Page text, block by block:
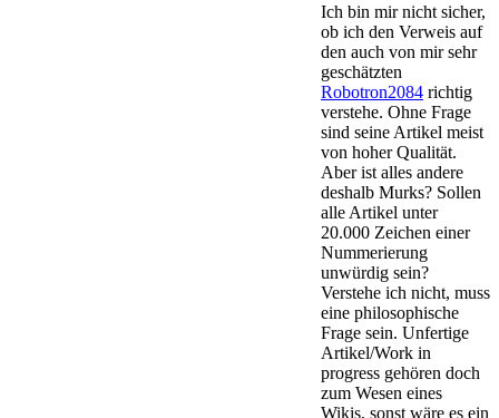
Ich bin mir nicht sicher,
ob ich den Verweis auf
den auch von mir sehr
geschätzten
Robotron2084 richtig
verstehe. Ohne Frage
sind seine Artikel meist
von hoher Qualität.
Aber ist alles andere
deshalb Murks? Sollen
alle Artikel unter
20.000 Zeichen einer
Nummerierung
unwürdig sein?
Verstehe ich nicht, muss
eine philosophische
Frage sein. Unfertige
Artikel/Work in
progress gehören doch
zum Wesen eines
Wikis, sonst wäre es ein